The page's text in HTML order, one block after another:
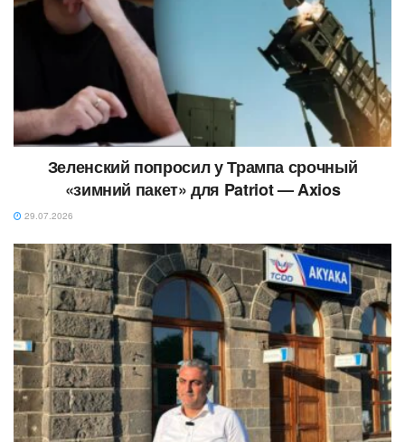
Зеленский попросил у Трампа срочный
«зимний пакет» для Patriot — Axios
29.07.2026